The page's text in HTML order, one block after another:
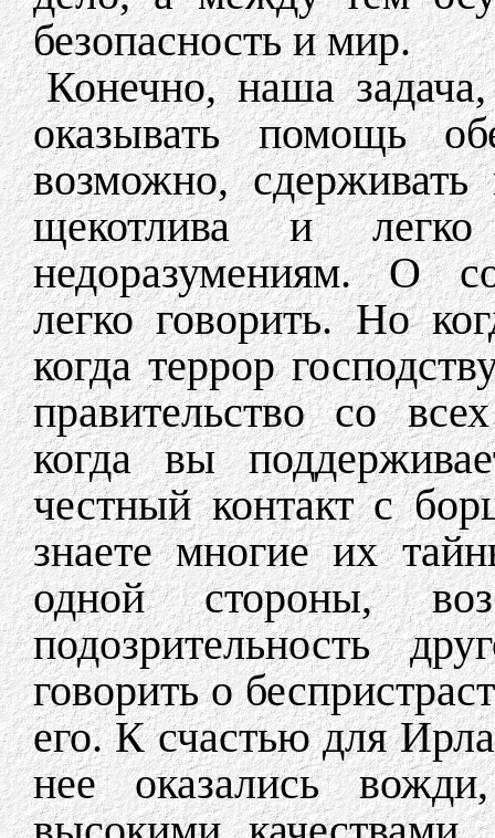
безопасность и мир.
Конечно, наша
оказывать помощь
возможно,
щекотлива и
недоразумениям. О
легко говорить. Но
когда террор
правительство со
когда вы
честный контакт с
знаете многие их
одной стороны,
подозрительность
говорить о
его. К счастью для
нее оказались